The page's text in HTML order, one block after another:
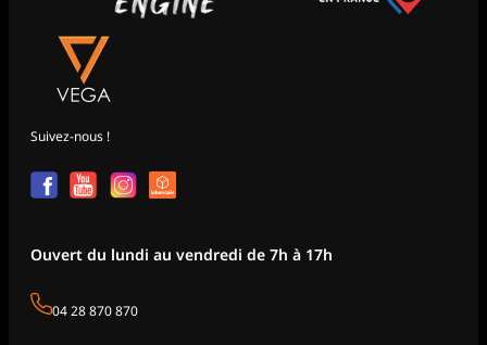
Suivez-nous !
Ouvert du lundi au vendredi de 7h à 17h
04 28 870 870